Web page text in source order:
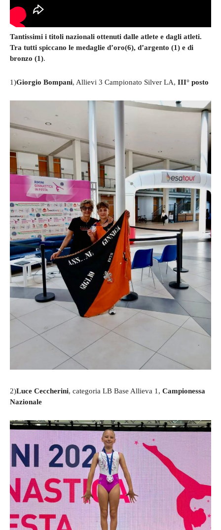
Tantissimi i titoli nazionali ottenuti dalle atlete e dagli atleti.
Tra tutti spiccano le medaglie d’oro(6), d’argento (1) e di
bronzo (1).
1)Giorgio Bompani, Allievi 3 Campionato Silver LA, III° posto
2)Luce Ceccherini, categoria LB Base Allieva 1, Campionessa
Nazionale